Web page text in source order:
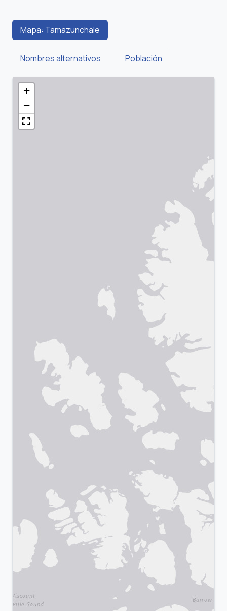
Mapa: Tamazunchale
Nombres alternativos Población
+
−